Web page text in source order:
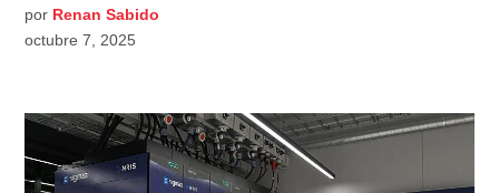
por Renan Sabido
octubre 7, 2025